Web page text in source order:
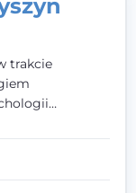
trakcie
studia
Diagnozy
w